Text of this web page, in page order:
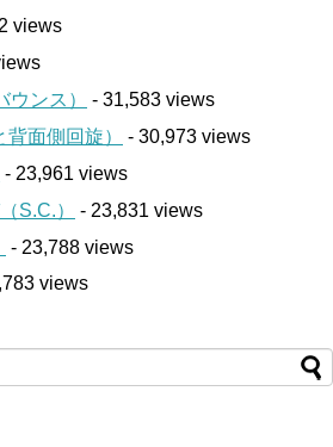
views
ンス）
- 31,583 views
面側回旋）
- 30,973 views
- 23,961 views
S.C.）
- 23,831 views
- 23,788 views
views